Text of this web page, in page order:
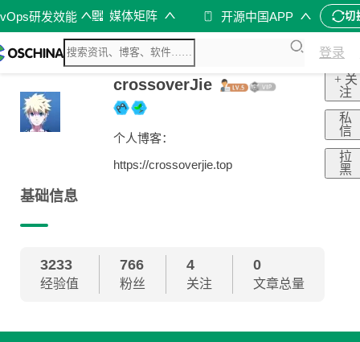
研发效能 媒体矩阵 开源中国APP 切
登录
crossoverJie
个人博客：
https://crossoverjie.top
+ 关
注
私
信
拉
黑
基础信息
3233
经验值
766
粉丝
4
关注
0
文章总量